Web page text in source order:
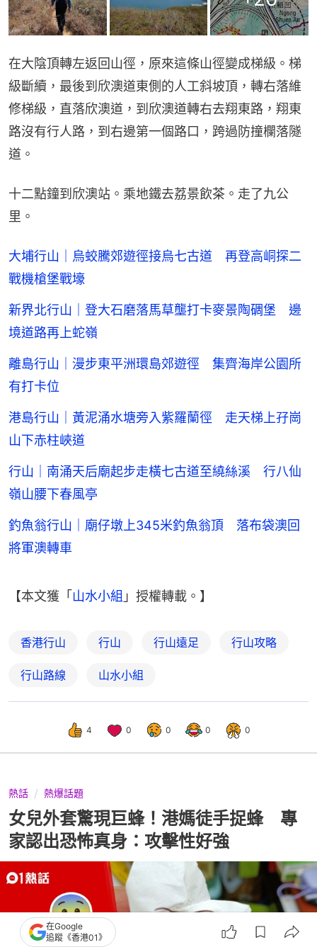
在大陰頂轉左返回山徑，原來這條山徑變成梯級。梯
級斷續，最後到欣澳道東側的人工斜坡頂，轉右落維
修梯級，直落欣澳道，到欣澳道轉右去翔東路，翔東
路沒有行人路，到右邊第一個路口，跨過防撞欄落隧
道。
十二點鐘到欣澳站。乘地鐵去荔景飲茶。走了九公
里。
大埔行山｜烏蛟騰郊遊徑接烏七古道 再登高峒探二
戰機槍堡戰壕
新界北行山｜登大石磨落馬草壟打卡麥景陶碉堡 邊
境道路再上蛇嶺
離島行山｜漫步東平洲環島郊遊徑 集齊海岸公園所
有打卡位
港島行山｜黃泥涌水塘旁入紫羅蘭徑 走天梯上孖崗
山下赤柱峽道
行山｜南涌天后廟起步走橫七古道至繞絲溪 行八仙
嶺山腰下春風亭
釣魚翁行山｜廟仔墩上345米釣魚翁頂 落布袋澳回
將軍澳轉車
【本文獲「 山水小組 」授權轉載。】
香港行山 行山 行山遠足 行山攻略
行山路線 山水小組
4 0 0 0 0
熱話 熱爆話題
女兒外套驚現巨蜂！港媽徒手捉蜂 專
家認出恐怖真身：攻擊性好強
在Google
追蹤《香港01》